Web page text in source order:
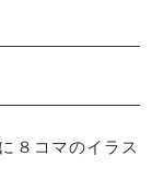
８コマのイラス